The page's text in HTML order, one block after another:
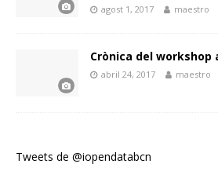
agost 1, 2017 maestro
Crònica del workshop
abril 24, 2017 maestro
Tweets de @iopendatabcn